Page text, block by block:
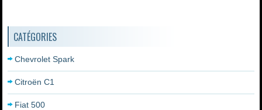
CATÉGORIES
Chevrolet Spark
Citroën C1
Fiat 500